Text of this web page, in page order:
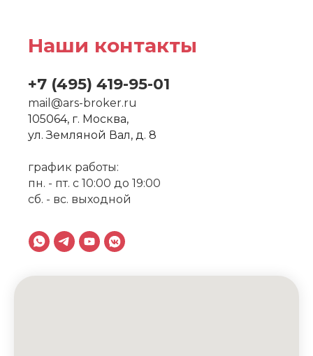
Наши контакты
+7 (495) 419-95-01
mail@ars-broker.ru
105064, г. Москва,
ул. Земляной Вал, д. 8
график работы:
пн. - пт. с 10:00 до 19:00
сб. - вс. выходной